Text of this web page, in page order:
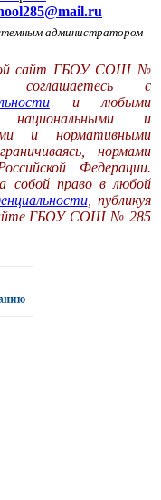
администратором
сайт ГБОУ СОШ №
соглашаетесь с
и любыми
национальными и
и нормативными
нормами
Федерации.
собой право в любой
, публикуя
сайте ГБОУ СОШ № 285